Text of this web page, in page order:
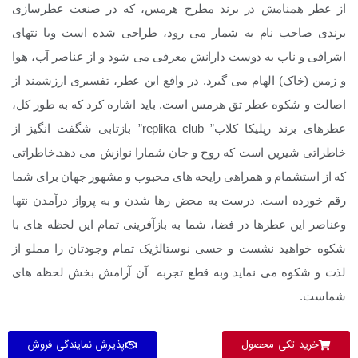
از عطر همنامش در برند مطرح هرمس، که در صنعت عطرسازی
برندی صاحب نام به شمار می رود، طراحی شده است وبا نتهای
اشرافی و ناب به دوست دارانش معرفی می شود و از عناصر آب، هوا
و زمین (خاک) الهام می گیرد. در واقع این عطر، تفسیری ارزشمند از
اصالت و شکوه عطر تق هرمس است. باید اشاره کرد که به طور کل،
عطرهای برند رپلیکا کلاب” replika club” بازتابی شگفت انگیز از
خاطراتی شیرین است که روح و جان شمارا نوازش می دهد.خاطراتی
که از استشمام و همراهی رایحه های محبوب و مشهور جهان برای شما
رقم خورده است. درست به محض رها شدن و به پرواز درآمدن نتها
وعناصر این عطرها در فضا، شما به بازآفرینی تمام این لحظه های با
شکوه خواهید نشست و حسی نوستالژیک تمام وجودتان را مملو از
لذت و شکوه می نماید وبه قطع تجربه آن آرامش بخش لحظه های
شماست.
پذیرش نمایندگی فروش خرید تکی محصول